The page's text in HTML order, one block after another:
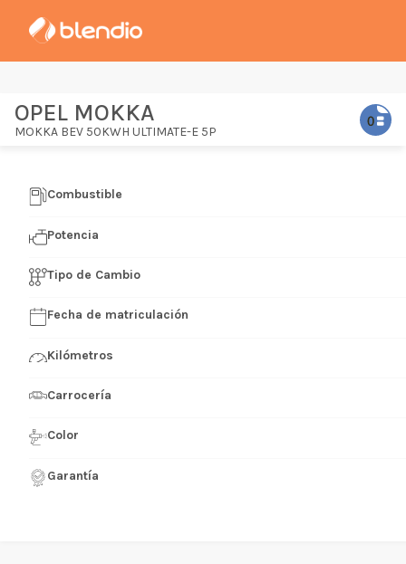
OPEL MOKKA
MOKKA BEV 50KWH ULTIMATE-E 5P
Combustible
Potencia
Tipo de Cambio
Fecha de matriculación
Kilómetros
Carrocería
Color
Garantía